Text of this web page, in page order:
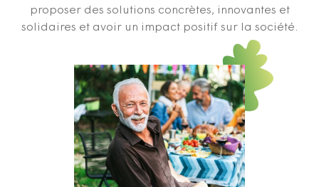
proposer des solutions concrètes, innovantes et
solidaires et avoir un impact positif sur la société.